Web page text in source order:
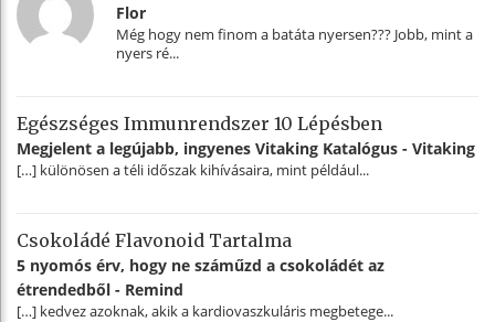
Flor
Még hogy nem finom a batáta nyersen??? Jobb, mint a
nyers ré...
Egészséges Immunrendszer 10 Lépésben
Megjelent a legújabb, ingyenes Vitaking Katalógus - Vitaking
[…] különösen a téli időszak kihívásaira, mint például...
Csokoládé Flavonoid Tartalma
5 nyomós érv, hogy ne száműzd a csokoládét az
étrendedből - Remind
[…] kedvez azoknak, akik a kardiovaszkuláris megbetege...